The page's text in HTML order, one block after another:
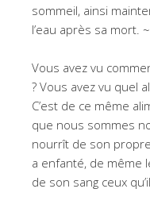
sommeil, ainsi
l’eau après sa mort. ~
Vous avez vu
? Vous avez vu quel
C’est de ce même
que nous sommes
nourrît de son
a enfanté, de même
de son sang ceux